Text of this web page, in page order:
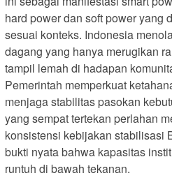
hard power dan soft power yang
sesuai konteks. Indonesia
dagang yang hanya merugikan
tampil lemah di hadapan
Pemerintah memperkuat
menjaga stabilitas pasokan
yang sempat tertekan perlahan
konsistensi kebijakan stabilisasi
bukti nyata bahwa kapasitas
runtuh di bawah tekanan.